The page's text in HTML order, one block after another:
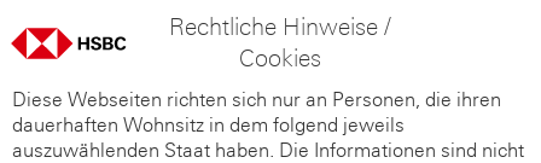
Rechtliche Hinweise /
Cookies
Diese Webseiten richten sich nur an Personen, die ihren
dauerhaften Wohnsitz in dem folgend jeweils
auszuwählenden Staat haben. Die Informationen sind nicht